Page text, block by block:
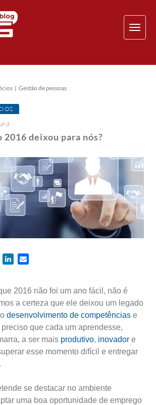
Gestão de pessoas
2016 deixou para nós?
2016 não foi um ano fácil, não é
a certeza que ele deixou um legado
desenvolvimento de competências e
preciso que cada um aprendesse,
a ser mais produtivo, inovador e
esse momento difícil e entregar
se destacar no ambiente
uma boa oportunidade de emprego